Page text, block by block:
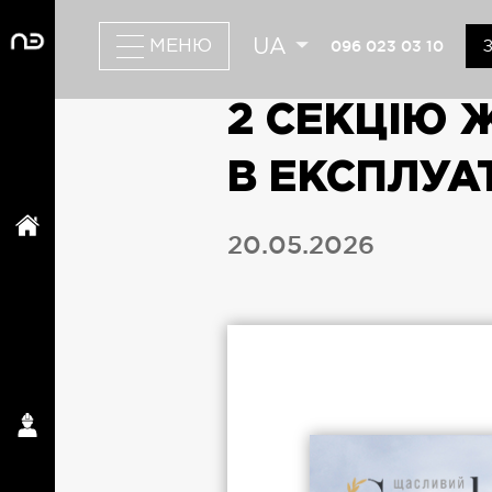
МЕНЮ UA 096 023 03 10
2 СЕКЦІЮ
В
20.05.2026